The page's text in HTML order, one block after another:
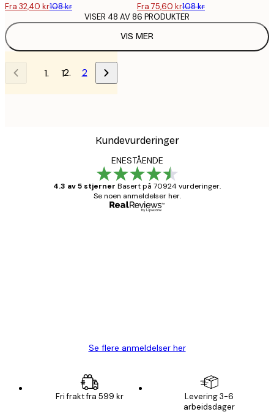
Fra 32,40 kr108 kr Fra 75,60 kr108 kr
VIS MER
VISER 48 AV 86 PRODUKTER
1 2
Kundevurderinger
ENESTÅENDE
4.3 av 5 stjerner Basert på 70924 vurderinger.
Se noen anmeldelser her.
Se flere anmeldelser her
Fri frakt fra 599 kr
Levering 3-6
arbeidsdager